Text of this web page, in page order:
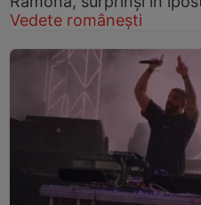
Vedete românești